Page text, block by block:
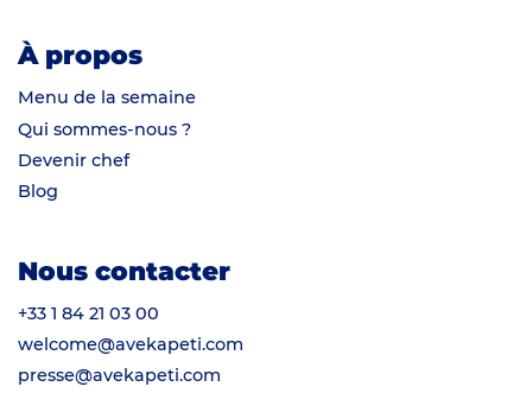
À propos
Menu de la semaine
Qui sommes-nous ?
Devenir chef
Blog
Nous contacter
+33 1 84 21 03 00
welcome@avekapeti.com
presse@avekapeti.com